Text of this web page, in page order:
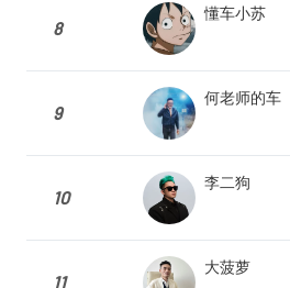
8
懂车小苏
9
何老师的车
10
李二狗
11
大菠萝